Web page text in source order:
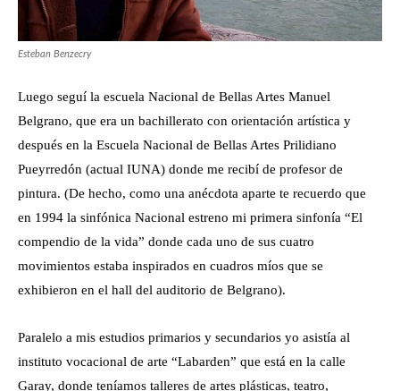
Esteban Benzecry
Luego seguí la escuela Nacional de Bellas Artes Manuel
Belgrano, que era un bachillerato con orientación artística y
después en la Escuela Nacional de Bellas Artes Prilidiano
Pueyrredón (actual IUNA) donde me recibí de profesor de
pintura. (De hecho, como una anécdota aparte te recuerdo que
en 1994 la sinfónica Nacional estreno mi primera sinfonía “El
compendio de la vida” donde cada uno de sus cuatro
movimientos estaba inspirados en cuadros míos que se
exhibieron en el hall del auditorio de Belgrano).
Paralelo a mis estudios primarios y secundarios yo asistía al
instituto vocacional de arte “Labarden” que está en la calle
Garay, donde teníamos talleres de artes plásticas, teatro,